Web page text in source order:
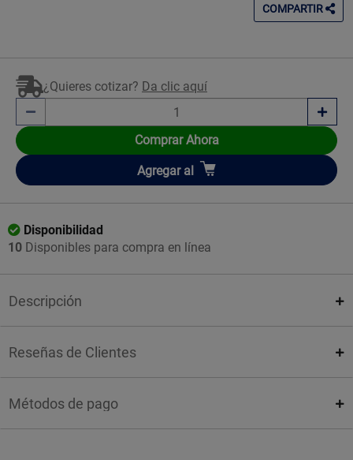
COMPARTIR
¿Quieres cotizar? Da clic aquí
Comprar Ahora
Añadir
Agregar al
Disponibilidad
10 Disponibles para compra en línea
Descripción
Reseñas de Clientes
Métodos de pago